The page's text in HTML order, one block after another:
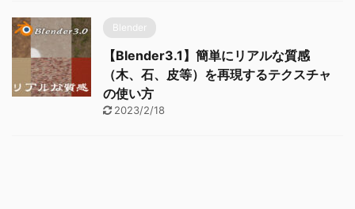
Blender
【Blender3.1】簡単にリアルな質感
（木、石、皮等）を再現するテクスチャ
の使い方
2023/2/18